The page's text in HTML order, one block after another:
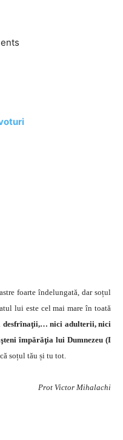
foarte îndelungată, dar soțul
lui este cel mai mare în toată
desfrînaţii,… nici adulterii, nici
împărăţia lui Dumnezeu (I
soțul tău și tu tot.
Prot Victor Mihalachi